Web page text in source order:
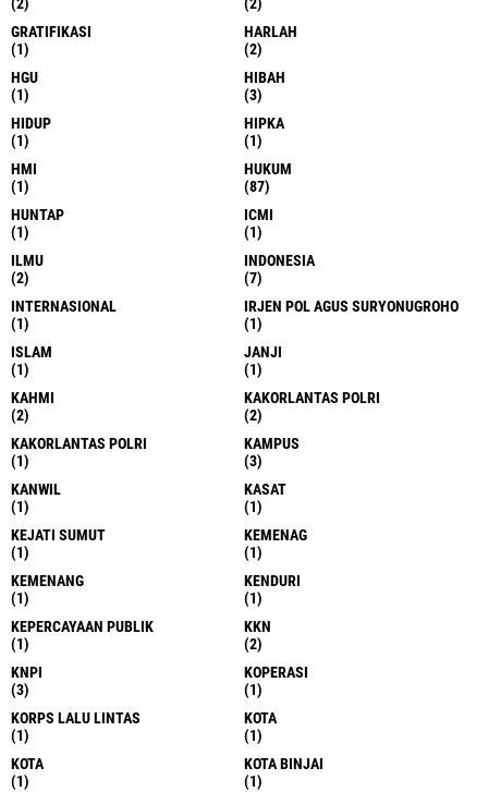
GRATIFIKASI
(1)
HARLAH
(2)
HGU
(1)
HIBAH
(3)
HIDUP
(1)
HIPKA
(1)
HMI
(1)
HUKUM
(87)
HUNTAP
(1)
ICMI
(1)
ILMU
(2)
INDONESIA
(7)
INTERNASIONAL
(1)
IRJEN POL AGUS SURYONUGROHO
(1)
ISLAM
(1)
JANJI
(1)
KAHMI
(2)
KAKORLANTAS POLRI
(2)
KAKORLANTAS POLRI
(1)
KAMPUS
(3)
KANWIL
(1)
KASAT
(1)
KEJATI SUMUT
(1)
KEMENAG
(1)
KEMENANG
(1)
KENDURI
(1)
KEPERCAYAAN PUBLIK
(1)
KKN
(2)
KNPI
(3)
KOPERASI
(1)
KORPS LALU LINTAS
(1)
KOTA
(1)
KOTA
(1)
KOTA BINJAI
(1)